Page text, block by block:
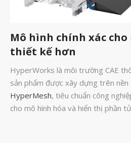
Mô hình chính xác
thiết kế hơn
HyperWorks là môi trường CAE
sản phẩm được xây dựng trên nền
HyperMesh, tiêu chuẩn công
cho mô hình hóa và hiển thị phần